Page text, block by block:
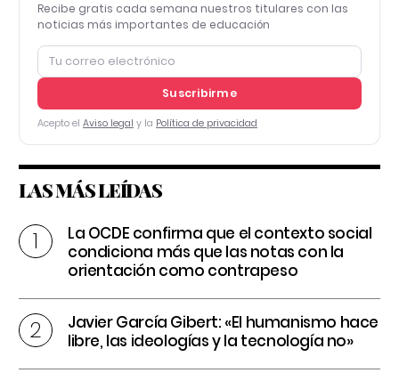
Recibe gratis cada semana nuestros titulares con las
noticias más importantes de educación
Suscribirme
Acepto el Aviso legal y la Política de privacidad
LAS MÁS LEÍDAS
La OCDE confirma que el contexto social
condiciona más que las notas con la
orientación como contrapeso
Javier García Gibert: «El humanismo hace
libre, las ideologías y la tecnología no»